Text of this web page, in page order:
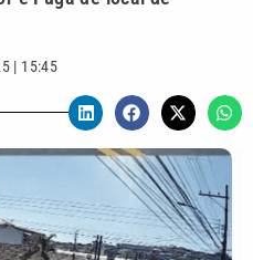
| 15:45